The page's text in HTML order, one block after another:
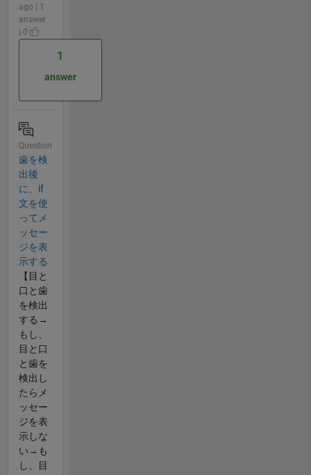
ago | 1
answer
| 0
1
answer
Question
歯を検
出後
に、if
文を使
ってメ
ッセー
ジを表
示する
【目と
口と歯
を検出
する→
もし、
目と口
と歯を
検出し
たらメ
ッセー
ジを表
示しな
い→も
し、目